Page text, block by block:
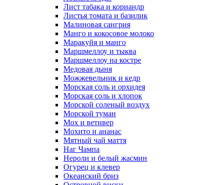
Лист табака и кориандр
Листья томата и базилик
Малиновая сангрия
Манго и кокосовое молоко
Маракуйя и манго
Маршмеллоу и тыква
Маршмеллоу на костре
Медовая дыня
Можжевельник и кедр
Морская соль и орхидея
Морская соль и хлопок
Морской соленый воздух
Морской туман
Мох и ветивер
Мохито и ананас
Мятный чай маття
Наг Чампа
Нероли и белый жасмин
Огурец и клевер
Океанский бриз